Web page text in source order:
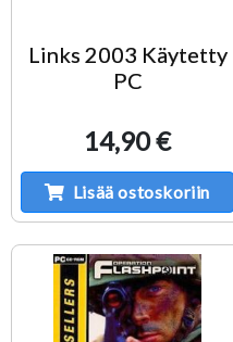
Links 2003 Käytetty
PC
14,90 €
Lisää ostoskoriin